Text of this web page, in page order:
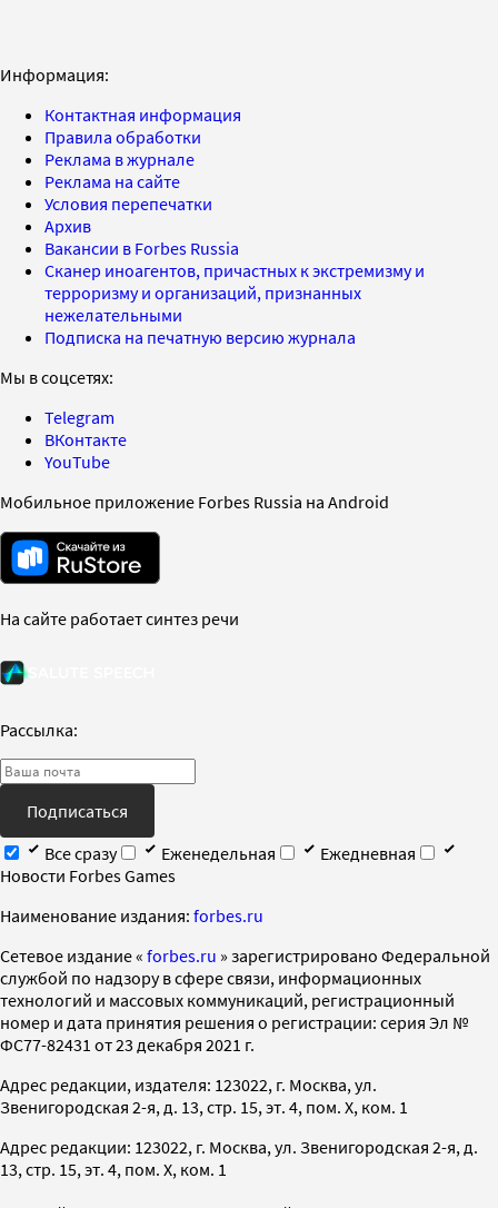
Информация:
Контактная информация
Правила обработки
Реклама в журнале
Реклама на сайте
Условия перепечатки
Архив
Вакансии в Forbes Russia
Сканер иноагентов, причастных к экстремизму и
терроризму и организаций, признанных
нежелательными
Подписка на печатную версию журнала
Мы в соцсетях:
Telegram
ВКонтакте
YouTube
Мобильное приложение Forbes Russia на Android
На сайте работает синтез речи
Рассылка:
Подписаться
Все сразу
Еженедельная
Ежедневная
Новости Forbes Games
Наименование издания: forbes.ru
Cетевое издание « forbes.ru » зарегистрировано Федеральной
службой по надзору в сфере связи, информационных
технологий и массовых коммуникаций, регистрационный
номер и дата принятия решения о регистрации: серия Эл №
ФС77-82431 от 23 декабря 2021 г.
Адрес редакции, издателя: 123022, г. Москва, ул.
Звенигородская 2-я, д. 13, стр. 15, эт. 4, пом. X, ком. 1
Адрес редакции: 123022, г. Москва, ул. Звенигородская 2-я, д.
13, стр. 15, эт. 4, пом. X, ком. 1